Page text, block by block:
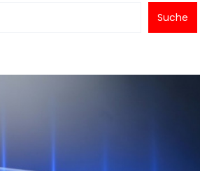
Suche